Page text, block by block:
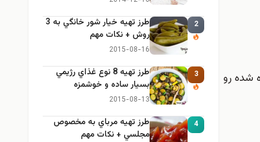
شده رو
2
طرز تهيه خیار شور خانگي به 3
روش + نكات مهم
2015-08-16
3
طرز تهيه 8 نوع غذاي رژيمي
بسيار ساده و خوشمزه
2015-08-13
4
طرز تهيه مرباي به مخصوص
مجلسي + نكات مهم